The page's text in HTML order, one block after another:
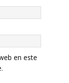
en este